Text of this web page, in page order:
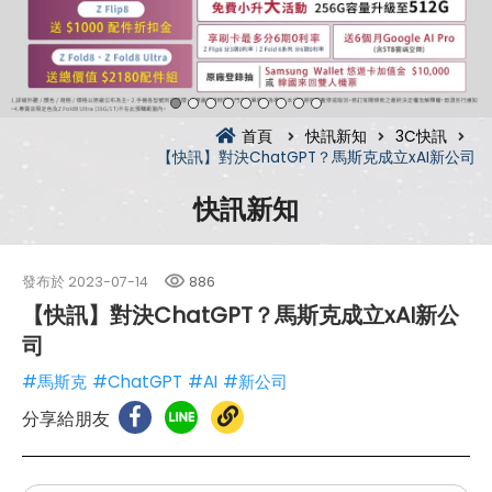
首頁 快訊新知
3C快訊
【快訊】對決ChatGPT？馬斯克成立xAI新公司
快訊新知
發布於 2023-07-14 886
【快訊】對決ChatGPT？馬斯克成立xAI新公
司
#馬斯克 #ChatGPT #AI #新公司
分享給朋友